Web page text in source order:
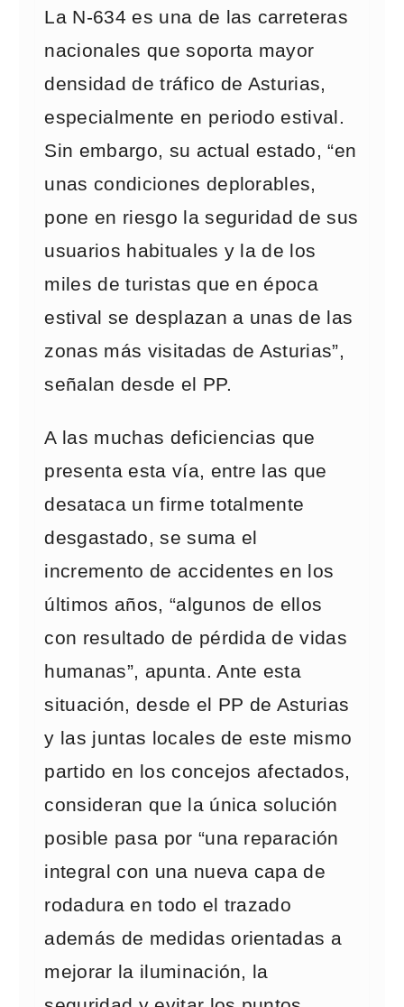
La N-634 es una de las carreteras
nacionales que soporta mayor
densidad de tráfico de Asturias,
especialmente en periodo estival.
Sin embargo, su actual estado, “en
unas condiciones deplorables,
pone en riesgo la seguridad de sus
usuarios habituales y la de los
miles de turistas que en época
estival se desplazan a unas de las
zonas más visitadas de Asturias”,
señalan desde el PP.
A las muchas deficiencias que
presenta esta vía, entre las que
desataca un firme totalmente
desgastado, se suma el
incremento de accidentes en los
últimos años, “algunos de ellos
con resultado de pérdida de vidas
humanas”, apunta. Ante esta
situación, desde el PP de Asturias
y las juntas locales de este mismo
partido en los concejos afectados,
consideran que la única solución
posible pasa por “una reparación
integral con una nueva capa de
rodadura en todo el trazado
además de medidas orientadas a
mejorar la iluminación, la